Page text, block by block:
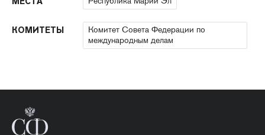
КОМИТЕТЫ
Комитет Совета Федерации по
международным делам